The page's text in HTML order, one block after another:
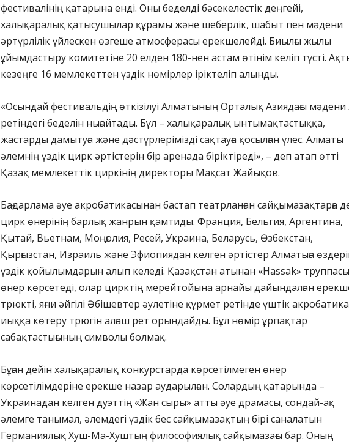
фестивалінің қатарына енді. Оны беделді бәсекелестік деңгейі,
халықаралық қатысушылар құрамы және шеберлік, шабыт пен мәдени
әртүрлілік үйлескен өзгеше атмосферасы ерекшелейді. Биылғы жылы
ұйымдастыру комитетіне 20 елден 180-нен астам өтінім келіп түсті.
кезеңге 16 мемлекеттен үздік нөмірлер іріктеліп алынды.
«Осындай фестивальдің өткізілуі Алматының Орталық Азиядағы мәдени
ретіндегі беделін нығайтады. Бұл – халықаралық ынтымақтастыққа,
жастарды дамытуға және дәстүрлерімізді сақтауға қосылған үлес. Алматы
әлемнің үздік цирк әртістерін бір аренада біріктіреді», – деп атап өтті
Қазақ мемлекеттік циркінің директоры Мақсат Жайықов.
Бағдарлама әуе акробатикасынан бастап театрланған сайқымазақтарға
цирк өнерінің барлық жанрын қамтиды. Франция, Бельгия, Аргентина,
Қытай, Вьетнам, Моңғолия, Ресей, Украина, Беларусь, Өзбекстан,
Қырғызстан, Израиль және Эфиопиядан келген әртістер Алматыға
үздік қойылымдарын алып келеді. Қазақстан атынан «Hassak» труппасы
өнер көрсетеді, олар цирктің мерейтойына арнайы дайындалған
трюкті, яғни әйгілі Әбішевтер әулетіне құрмет ретінде үштік
иыққа көтеру трюгін алғаш рет орындайды. Бұл нөмір ұрпақтар
сабақтастығының символы болмақ.
Бұған дейін халықаралық конкурстарда көрсетілмеген өнер
көрсетілімдеріне ерекше назар аударылған. Солардың қатарында –
Украинадан келген дуэттің «Жан сыры» атты әуе драмасы, сондай-ақ
әлемге танымал, әлемдегі үздік бес сайқымазақтың бірі саналатын
Германиялық Хуш-Ма-Хуштың философиялық сайқымазағы бар. Оның